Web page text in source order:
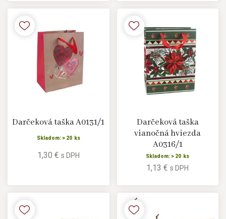
Darčeková taška A0131/1
Skladom: > 20 ks
1,30 € s DPH
Darčeková taška
vianočná hviezda
A0316/1
Skladom: > 20 ks
1,13 €s DPH